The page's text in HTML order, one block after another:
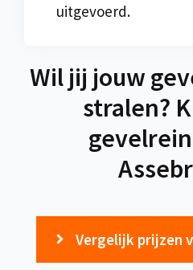
uitgevoerd.
Wil jij jouw
stralen?
Vergelijk prijzen